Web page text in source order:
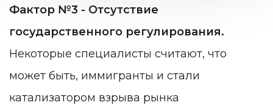
Фактор №3 - Отсутствие
государственного регулирования.
Некоторые специалисты считают, что
может быть, иммигранты и стали
катализатором взрыва рынка